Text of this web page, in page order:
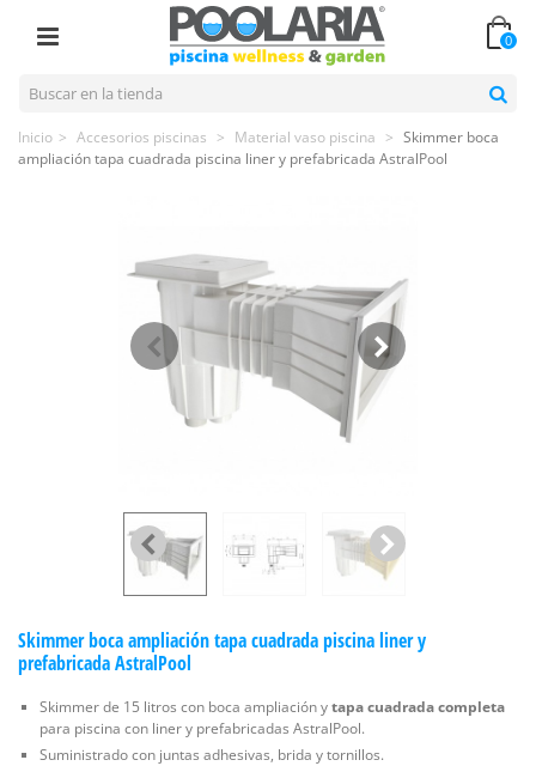
0
Inicio > Accesorios piscinas > Material vaso piscina > Skimmer boca
ampliación tapa cuadrada piscina liner y prefabricada AstralPool
Skimmer boca ampliación tapa cuadrada piscina liner y
prefabricada AstralPool
Skimmer de 15 litros con boca ampliación ytapa cuadrada completa
para piscina con liner y prefabricadas AstralPool.
Suministrado con juntas adhesivas, brida y tornillos.